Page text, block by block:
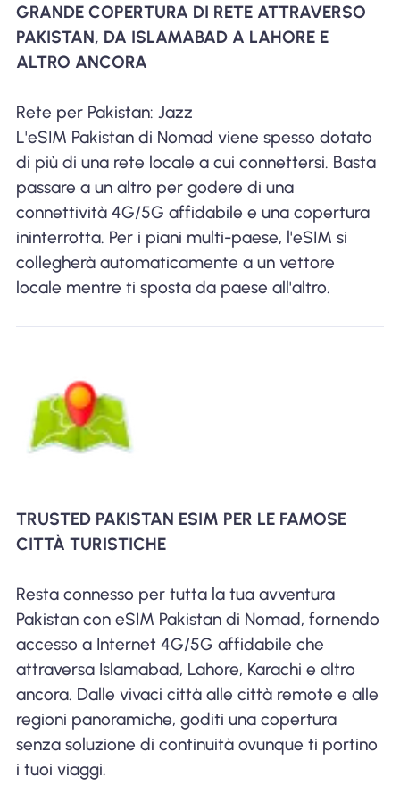
GRANDE COPERTURA DI RETE ATTRAVERSO
PAKISTAN, DA ISLAMABAD A LAHORE E
ALTRO ANCORA
Rete per Pakistan: Jazz
L'eSIM Pakistan di Nomad viene spesso dotato
di più di una rete locale a cui connettersi. Basta
passare a un altro per godere di una
connettività 4G/5G affidabile e una copertura
ininterrotta. Per i piani multi-paese, l'eSIM si
collegherà automaticamente a un vettore
locale mentre ti sposta da paese all'altro.
TRUSTED PAKISTAN ESIM PER LE FAMOSE
CITTÀ TURISTICHE
Resta connesso per tutta la tua avventura
Pakistan con eSIM Pakistan di Nomad, fornendo
accesso a Internet 4G/5G affidabile che
attraversa Islamabad, Lahore, Karachi e altro
ancora. Dalle vivaci città alle città remote e alle
regioni panoramiche, goditi una copertura
senza soluzione di continuità ovunque ti portino
i tuoi viaggi.